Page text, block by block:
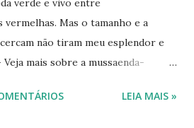
verde e vivo entre
Mas o tamanho e a
não tiram meu esplendor e
mais sobre a mussaenda-
. ---------------------------------
LEIA MAIS »